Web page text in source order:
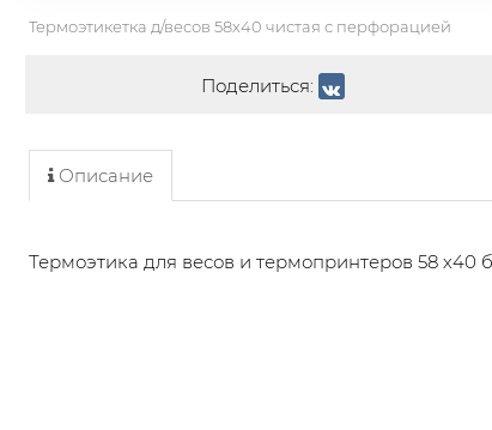
Термоэтикетка д/весов 58х40 чистая с перфорацией
Поделиться:
Описание
Термоэтика для весов и термопринтеров 58 х40